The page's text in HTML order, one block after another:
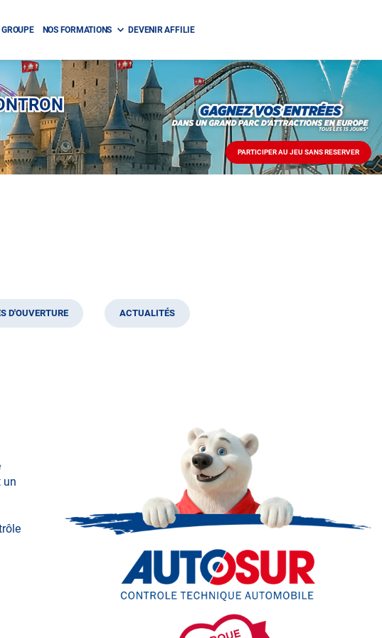
GROUPE NOS FORMATIONS DEVENIR AFFILIE
PARTICIPER AU JEU SANS RESERVER
PARTICIPER
AU
JEU
D'OUVERTURE ACTUALITÉS
un